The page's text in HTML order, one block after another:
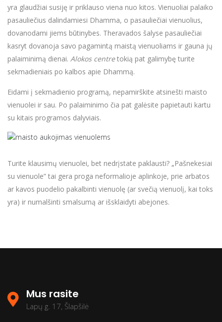
yra glaudžiai susiję ir priklauso viena nuo kitos. Vienuoliai palaiko
pasauliečius dalindamiesi Dhamma, o pasauliečiai vienuolius,
dovanodami jiems būtinybes. Theravados šalyse pasauliečiai
kasryt dovanoja savo pagamintą maistą vienuoliams ir gauna jų
palaiminimą dienai. Alokos centretokią pat galimybę turite
sekmadieniais po kalbos apie Dhammą.
Eidami į sekmadienio programą, nepamirškite atsinešti maisto
vienuolei ir sau. Po palaiminimo čia pat galėsite papietauti kartu
su kitais programos dalyviais.
Turite klausimų vienuolei, bet nedrįstate paklausti? „Pašnekesiai
su vienuole” tai gera proga neformalioje aplinkoje, prie arbatos
ar kavos puodelio pakalbinti vienuolę (ar svečią vienuolį, kai toks
yra) ir numalšinti smalsumą ar išsklaidyti abejones.
Mus rasite
Lapų g. 17, Šlapšilė